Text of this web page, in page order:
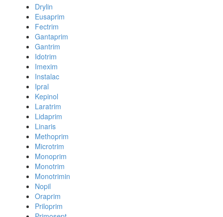
Drylin
Eusaprim
Fectrim
Gantaprim
Gantrim
Idotrim
Imexim
Instalac
Ipral
Kepinol
Laratrim
Lidaprim
Linaris
Methoprim
Microtrim
Monoprim
Monotrim
Monotrimin
Nopil
Oraprim
Priloprim